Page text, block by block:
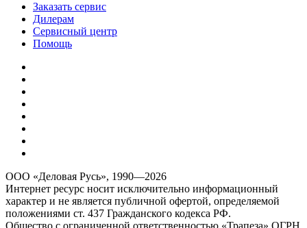
Заказать сервис
Дилерам
Сервисный центр
Помощь
ООО «Деловая Русь», 1990—2026
Интернет ресурс носит исключительно информационный
характер и не является публичной офертой, определяемой
положениями ст. 437 Гражданского кодекса РФ.
Общество с ограниченной ответственностью «Трапеза» ОГРН